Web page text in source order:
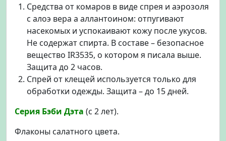
Средства от комаров в виде спрея и аэрозоля
с алоэ вера а аллантоином: отпугивают
насекомых и успокаивают кожу после укусов.
Не содержат спирта. В составе – безопасное
вещество IR3535, о котором я писала выше.
Защита до 2 часов.
Спрей от клещей используется только для
обработки одежды. Защита – до 15 дней.
Серия Бэби Дэта (с 2 лет).
Флаконы салатного цвета.